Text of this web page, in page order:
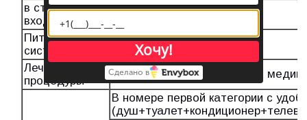
в стоимость
входит:
Питание по
системе
Шведский стол
Лечебные
процедуры
Дополнительно — платные
В номере первой категории с
Хочу!
Сделано в